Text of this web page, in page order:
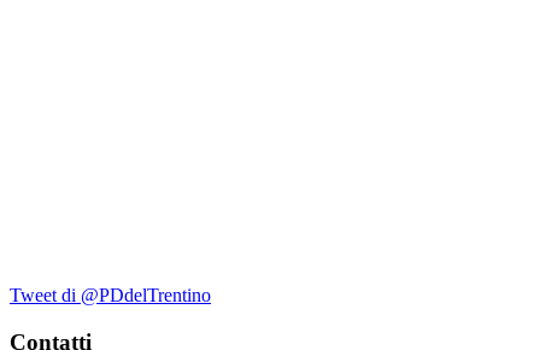
Tweet di @PDdelTrentino
Contatti